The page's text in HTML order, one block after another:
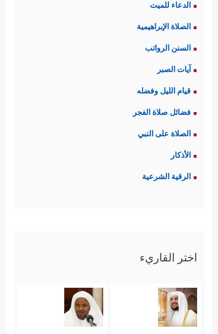
الدعاء للميت
الصلاة الإبراهيمية
السنن الرواتب
آيات الصبر
قيام الليل وفضله
فضائل صلاة الفجر
الصلاة على النبي
الأذكار
الرقية الشرعية
اختر القاريء